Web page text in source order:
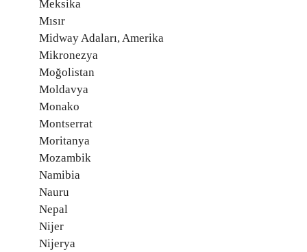
Meksika
Mısır
Midway Adaları, Amerika
Mikronezya
Moğolistan
Moldavya
Monako
Montserrat
Moritanya
Mozambik
Namibia
Nauru
Nepal
Nijer
Nijerya